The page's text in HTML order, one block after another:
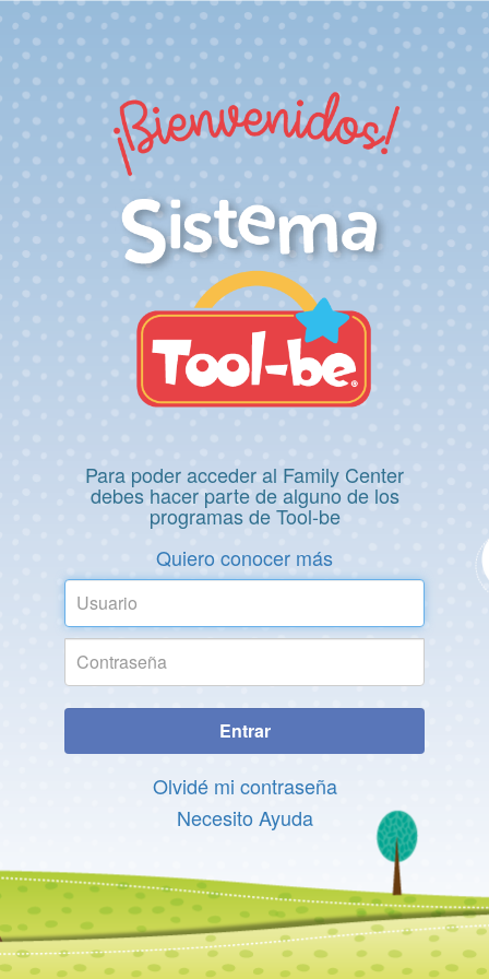
Para poder acceder al Family Center
debes hacer parte de alguno de los
programas de Tool-be
Quiero conocer más
Usuario
Entrar
Olvidé mi contraseña
Necesito Ayuda